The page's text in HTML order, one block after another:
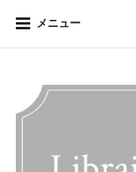
メニュー